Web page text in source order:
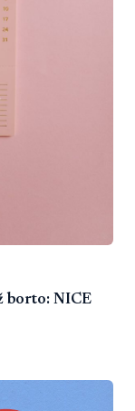
borto: NICE